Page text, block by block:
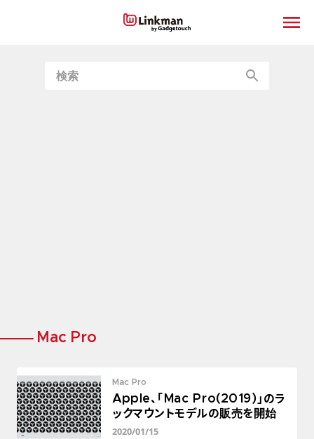
Mac Pro
Mac Pro
Apple、「Mac Pro(2019)」のラ
ックマウントモデルの販売を開始
2020/01/15